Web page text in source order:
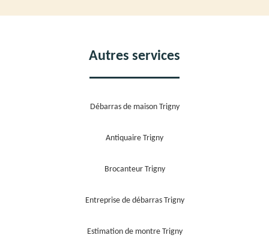
Autres services
Débarras de maison Trigny
Antiquaire Trigny
Brocanteur Trigny
Entreprise de débarras Trigny
Estimation de montre Trigny